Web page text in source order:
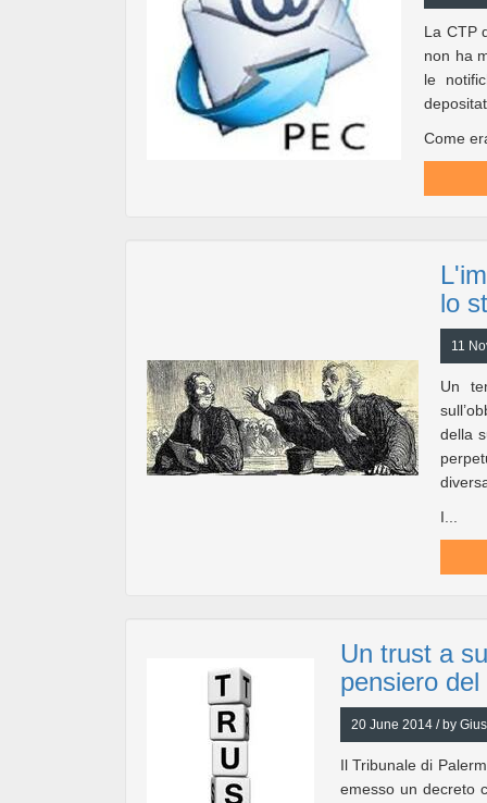
La CTP
non ha
le
Come
lo
11
Un
della
I...
Un trust a
pensiero
20 June 2014 / by
Il Tribunale di
emesso un decreto